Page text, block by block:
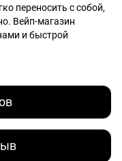
переносить с собой,
Вейп-магазин
и быстрой